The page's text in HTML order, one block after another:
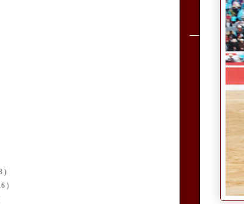
)
)